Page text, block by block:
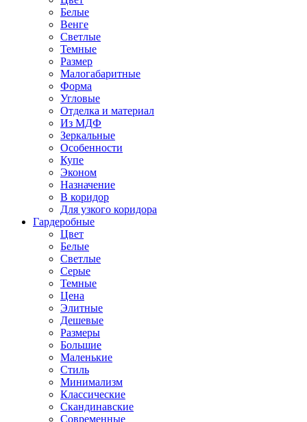
Белые
Венге
Светлые
Темные
Размер
Малогабаритные
Форма
Угловые
Отделка и материал
Из МДФ
Зеркальные
Особенности
Купе
Эконом
Назначение
В коридор
Для узкого коридора
Гардеробные
Цвет
Белые
Светлые
Серые
Темные
Цена
Элитные
Дешевые
Размеры
Большие
Маленькие
Стиль
Минимализм
Классические
Скандинавские
Современные